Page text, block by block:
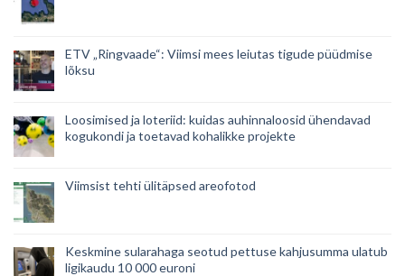
ETV „Ringvaade“: Viimsi mees leiutas tigude püüdmise
lõksu
Loosimised ja loteriid: kuidas auhinnaloosid ühendavad
kogukondi ja toetavad kohalikke projekte
Viimsist tehti ülitäpsed areofotod
Keskmine sularahaga seotud pettuse kahjusumma ulatub
ligikaudu 10 000 euroni